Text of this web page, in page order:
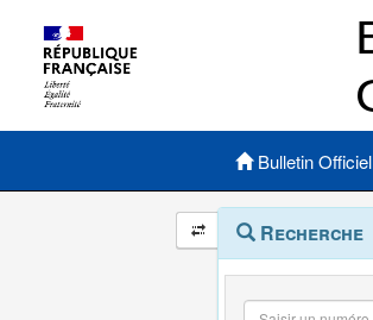
Menu principal
Bulletin Officiel
Navigation
et
outils
annexes
Menu
contextuel
Recherche